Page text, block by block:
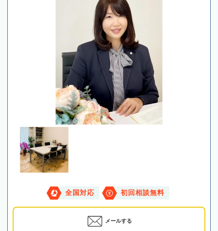
全国対応 初回相談無料
メールする